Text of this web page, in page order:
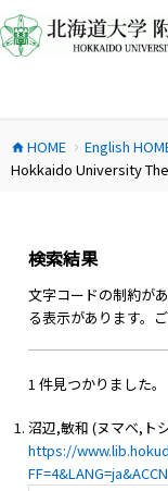
ン
テ
ス
キ
home HOME chevron_right English
Hokkaido University
検索結果
文字コードの制約が
る表示があります。
1 件見つかりました。
沼辺,敏和 (ヌマベ,ト
https://